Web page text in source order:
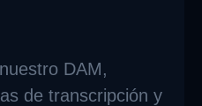
DAM,
de transcripción y